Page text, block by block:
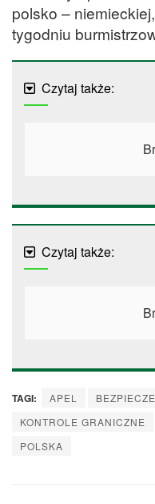
polsko –
tygodniu
Czytaj także:
Czytaj także:
TAGI: APEL
KONTROLE GRANICZNE
POLSKA